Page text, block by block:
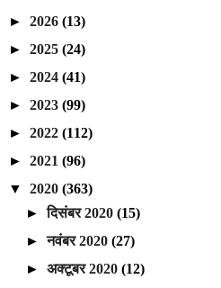
► 2026 (13)
► 2025 (24)
► 2024 (41)
► 2023 (99)
► 2022 (112)
► 2021 (96)
▼ 2020 (363)
►दिसंबर 2020(15)
►नवंबर 2020(27)
►अक्टूबर 2020(12)